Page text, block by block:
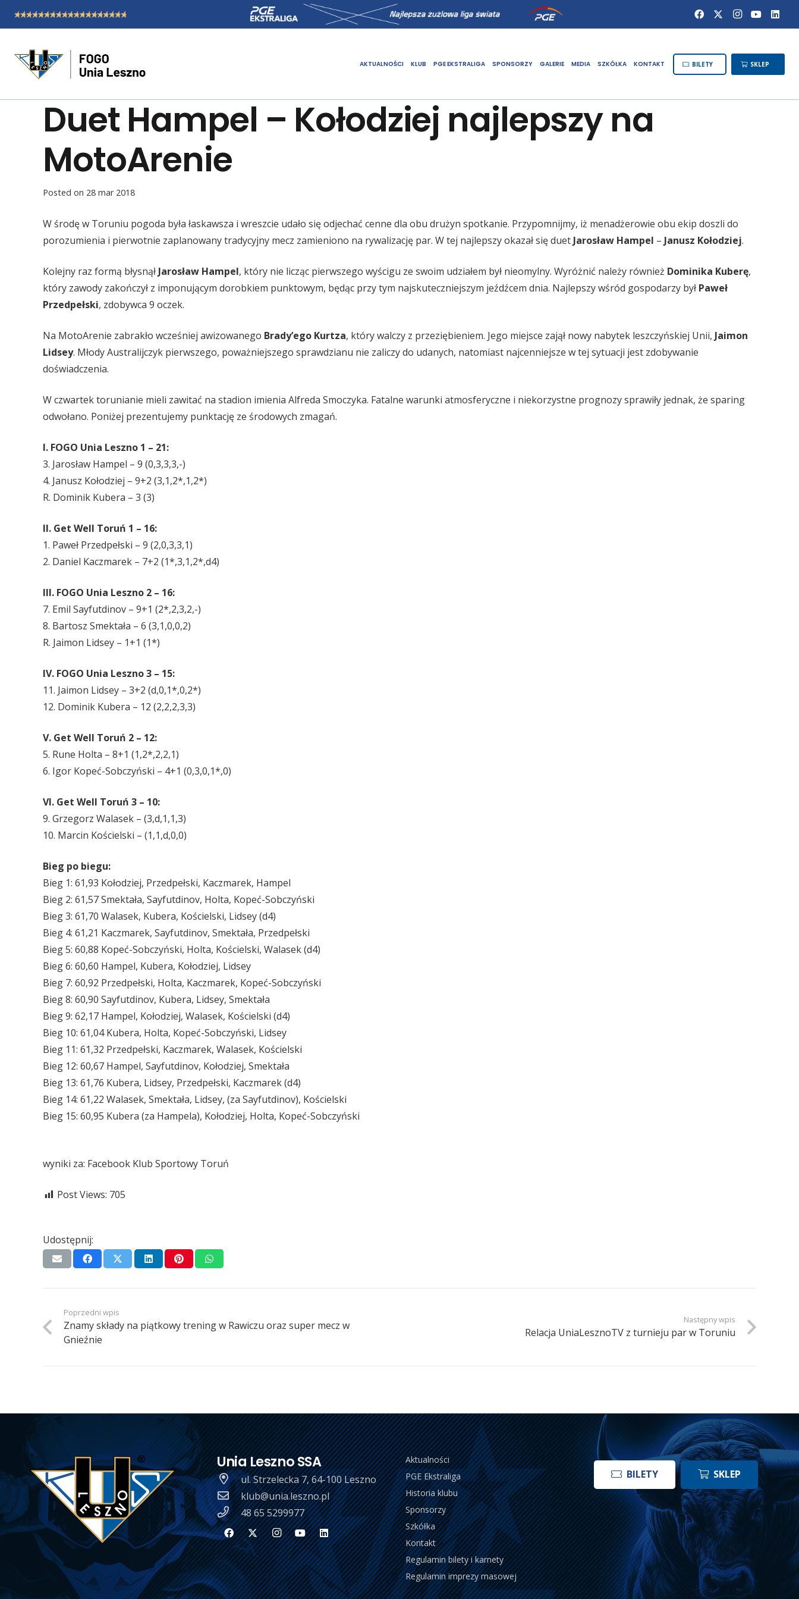
AKTUALNOŚCI KLUB PGE EKSTRALIGA SPONSORZY GALERIE MEDIA SZKÓŁKA KONTAKT BILETY SKLEP
Duet Hampel – Kołodziej najlepszy na
MotoArenie
Posted on 28 mar 2018
W środę w Toruniu pogoda była łaskawsza i wreszcie udało się odjechać cenne dla obu drużyn spotkanie. Przypomnijmy, iż menadżerowie obu ekip doszli do
porozumienia i pierwotnie zaplanowany tradycyjny mecz zamieniono na rywalizację par. W tej najlepszy okazał się duet Jarosław Hampel – Janusz Kołodziej.
Kolejny raz formą błysnął Jarosław Hampel, który nie licząc pierwszego wyścigu ze swoim udziałem był nieomylny. Wyróżnić należy również Dominika Kuberę,
który zawody zakończył z imponującym dorobkiem punktowym, będąc przy tym najskuteczniejszym jeźdźcem dnia. Najlepszy wśród gospodarzy był Paweł
Przedpełski, zdobywca 9 oczek.
Na MotoArenie zabrakło wcześniej awizowanego Brady’ego Kurtza, który walczy z przeziębieniem. Jego miejsce zajął nowy nabytek leszczyńskiej Unii, Jaimon
Lidsey. Młody Australijczyk pierwszego, poważniejszego sprawdzianu nie zaliczy do udanych, natomiast najcenniejsze w tej sytuacji jest zdobywanie
doświadczenia.
W czwartek torunianie mieli zawitać na stadion imienia Alfreda Smoczyka. Fatalne warunki atmosferyczne i niekorzystne prognozy sprawiły jednak, że sparing
odwołano. Poniżej prezentujemy punktację ze środowych zmagań.
I. FOGO Unia Leszno 1 – 21:
3. Jarosław Hampel – 9 (0,3,3,3,-)
4. Janusz Kołodziej – 9+2 (3,1,2*,1,2*)
R. Dominik Kubera – 3 (3)
II. Get Well Toruń 1 – 16:
1. Paweł Przedpełski – 9 (2,0,3,3,1)
2. Daniel Kaczmarek – 7+2 (1*,3,1,2*,d4)
III. FOGO Unia Leszno 2 – 16:
7. Emil Sayfutdinov – 9+1 (2*,2,3,2,-)
8. Bartosz Smektała – 6 (3,1,0,0,2)
R. Jaimon Lidsey – 1+1 (1*)
IV. FOGO Unia Leszno 3 – 15:
11. Jaimon Lidsey – 3+2 (d,0,1*,0,2*)
12. Dominik Kubera – 12 (2,2,2,3,3)
V. Get Well Toruń 2 – 12:
5. Rune Holta – 8+1 (1,2*,2,2,1)
6. Igor Kopeć-Sobczyński – 4+1 (0,3,0,1*,0)
VI. Get Well Toruń 3 – 10:
9. Grzegorz Walasek – (3,d,1,1,3)
10. Marcin Kościelski – (1,1,d,0,0)
Bieg po biegu:
Bieg 1: 61,93 Kołodziej, Przedpełski, Kaczmarek, Hampel
Bieg 2: 61,57 Smektała, Sayfutdinov, Holta, Kopeć-Sobczyński
Bieg 3: 61,70 Walasek, Kubera, Kościelski, Lidsey (d4)
Bieg 4: 61,21 Kaczmarek, Sayfutdinov, Smektała, Przedpełski
Bieg 5: 60,88 Kopeć-Sobczyński, Holta, Kościelski, Walasek (d4)
Bieg 6: 60,60 Hampel, Kubera, Kołodziej, Lidsey
Bieg 7: 60,92 Przedpełski, Holta, Kaczmarek, Kopeć-Sobczyński
Bieg 8: 60,90 Sayfutdinov, Kubera, Lidsey, Smektała
Bieg 9: 62,17 Hampel, Kołodziej, Walasek, Kościelski (d4)
Bieg 10: 61,04 Kubera, Holta, Kopeć-Sobczyński, Lidsey
Bieg 11: 61,32 Przedpełski, Kaczmarek, Walasek, Kościelski
Bieg 12: 60,67 Hampel, Sayfutdinov, Kołodziej, Smektała
Bieg 13: 61,76 Kubera, Lidsey, Przedpełski, Kaczmarek (d4)
Bieg 14: 61,22 Walasek, Smektała, Lidsey, (za Sayfutdinov), Kościelski
Bieg 15: 60,95 Kubera (za Hampela), Kołodziej, Holta, Kopeć-Sobczyński
wyniki za: Facebook Klub Sportowy Toruń
Post Views: 705
Udostępnij:
Poprzedni wpis
Znamy składy na piątkowy trening w Rawiczu oraz super mecz w
Gnieźnie
Następny wpis
Relacja UniaLesznoTV z turnieju par w Toruniu
Unia Leszno SSA
ul. Strzelecka 7, 64-100 Leszno
klub@unia.leszno.pl
48 65 5299977
Aktualności
PGE Ekstraliga
Historia klubu
Sponsorzy
Szkółka
Kontakt
Regulamin bilety i karnety
Regulamin imprezy masowej
BILETY SKLEP